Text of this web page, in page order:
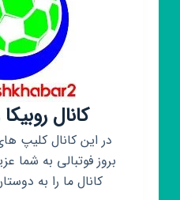
کانال
در این کانال کلیپ
بروز فوتبالی به شما
کانال ما را به